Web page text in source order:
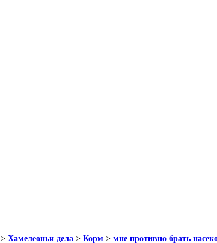
> Хамелеоньи дела > Корм > мне противно брать